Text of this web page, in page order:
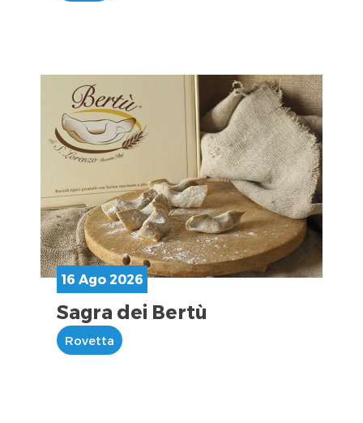
16 Ago 2026
Sagra dei Bertù
Rovetta